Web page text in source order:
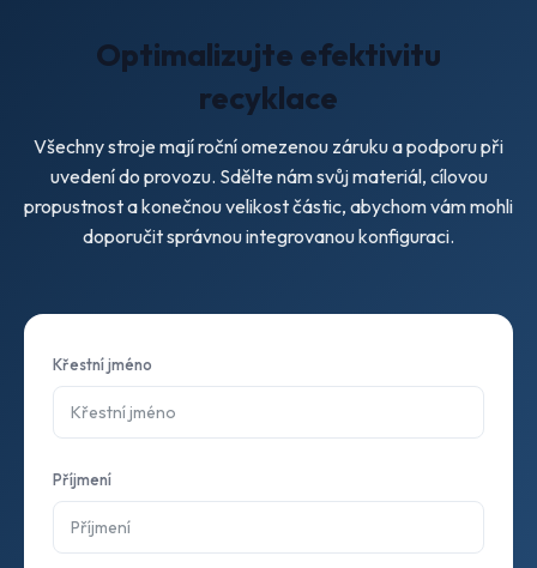
Optimalizujte efektivitu
recyklace
Všechny stroje mají roční omezenou záruku a podporu při
uvedení do provozu. Sdělte nám svůj materiál, cílovou
propustnost a konečnou velikost částic, abychom vám mohli
doporučit správnou integrovanou konfiguraci.
Křestní jméno
Příjmení